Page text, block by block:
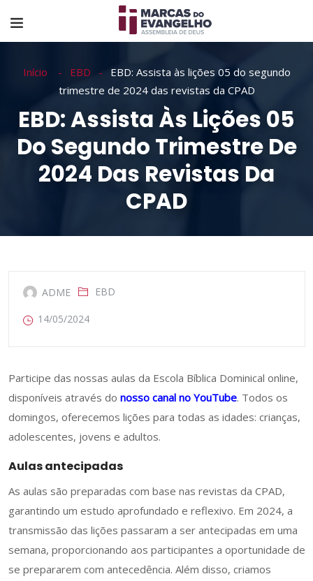
Início EBD
EBD: Assista às lições 05 do segundo
trimestre de 2024 das revistas da CPAD
EBD: Assista Às Lições 05
Do Segundo Trimestre De
2024 Das Revistas Da
CPAD
ADME EBD
14/05/2024
Participe das nossas aulas da Escola Bíblica Dominical online,
disponíveis através do nosso canal no YouTube. Todos os
domingos, oferecemos lições para todas as idades: crianças,
adolescentes, jovens e adultos.
Aulas antecipadas
As aulas são preparadas com base nas revistas da CPAD,
garantindo um estudo aprofundado e reflexivo. Em 2024, a
transmissão das lições passaram a ser antecipadas em uma
semana, proporcionando aos participantes a oportunidade de
se prepararem com antecedência. Além disso, criamos